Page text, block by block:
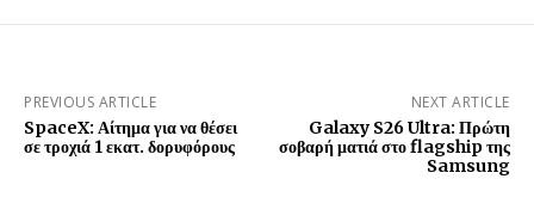
PREVIOUS ARTICLE
SpaceX: Αίτημα για να θέσει
σε τροχιά 1 εκατ. δορυφόρους
NEXT ARTICLE
Galaxy S26 Ultra: Πρώτη
σοβαρή ματιά στο flagship της
Samsung